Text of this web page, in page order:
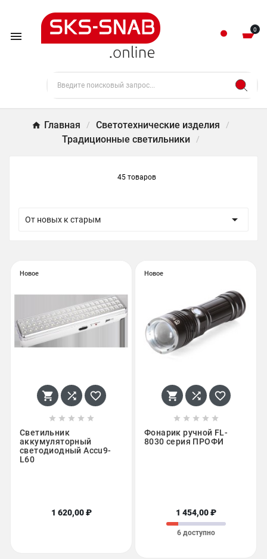
 0
Главная
Светотехнические изделия
Традиционные светильники
45 товаров
От новых к старым 
Новое
  
    
Светильник
аккумуляторный
светодиодный Accu9-
L60
1 620,00 ₽
Новое
  
    
Фонарик ручной FL-
8030 серия ПРОФИ
1 454,00 ₽
6 доступно